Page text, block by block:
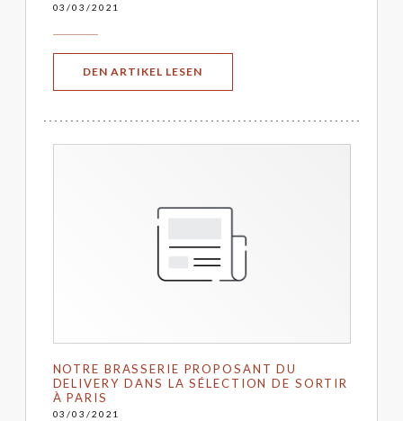
03/03/2021
DEN ARTIKEL LESEN
NOTRE BRASSERIE PROPOSANT DU
DELIVERY DANS LA SÉLECTION DE SORTIR
À PARIS
03/03/2021